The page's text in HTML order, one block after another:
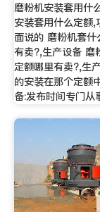
磨粉机安装套用什
安装套用什么定额,
面说的 磨粉机套什
有卖?,生产设备 磨
定额哪里有卖?,生
的安装在那个定额
备:发布时间专门从